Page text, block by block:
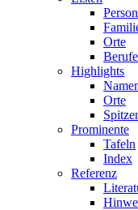
Orte
Berufe
Highlights
Orte
Prominente
Tafeln
Index
Referenz